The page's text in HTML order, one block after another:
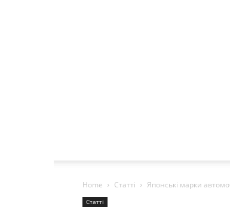
Home Статті Японські марки
Статті